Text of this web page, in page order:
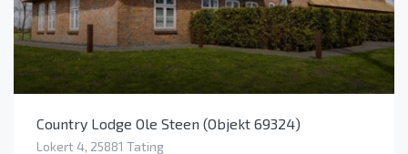
Country Lodge Ole Steen (Objekt 69324)
Lokert 4, 25881 Tating